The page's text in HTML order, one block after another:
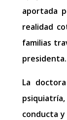
aportada
realidad
familias
presidenta.
La
conducta